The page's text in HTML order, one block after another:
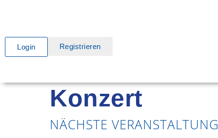
Login Registrieren
Konzert
NÄCHSTE VERANSTALTUNG